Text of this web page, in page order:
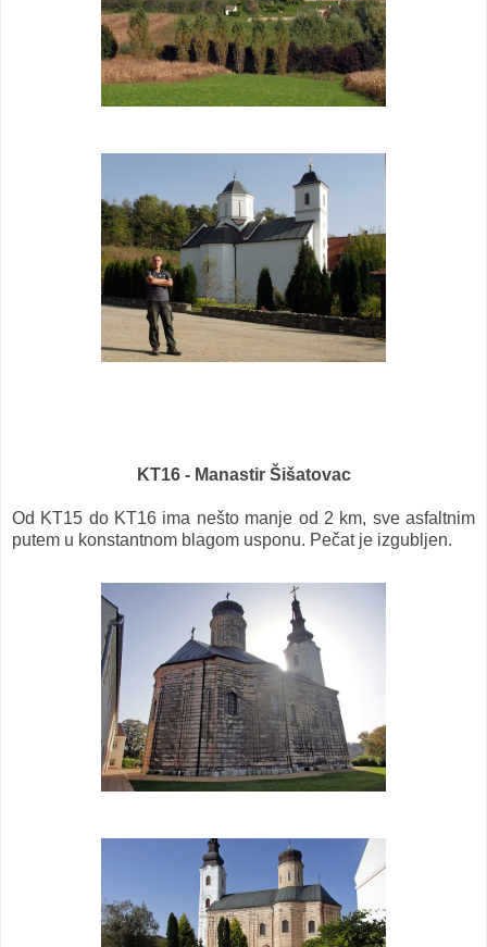
KT16 - Manastir Šišatovac
Od KT15 do KT16 ima nešto manje od 2 km, sve asfaltnim
putem u konstantnom blagom usponu. Pečat je izgubljen.